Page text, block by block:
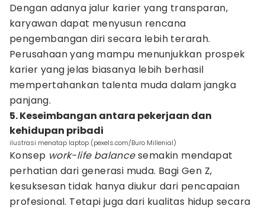
Dengan adanya jalur karier yang transparan,
karyawan dapat menyusun rencana
pengembangan diri secara lebih terarah.
Perusahaan yang mampu menunjukkan prospek
karier yang jelas biasanya lebih berhasil
mempertahankan talenta muda dalam jangka
panjang.
5. Keseimbangan antara pekerjaan dan
kehidupan pribadi
ilustrasi menatap laptop (pexels.com/Buro Millenial)
Konsep work-life balancesemakin mendapat
perhatian dari generasi muda. Bagi Gen Z,
kesuksesan tidak hanya diukur dari pencapaian
profesional. Tetapi juga dari kualitas hidup secara